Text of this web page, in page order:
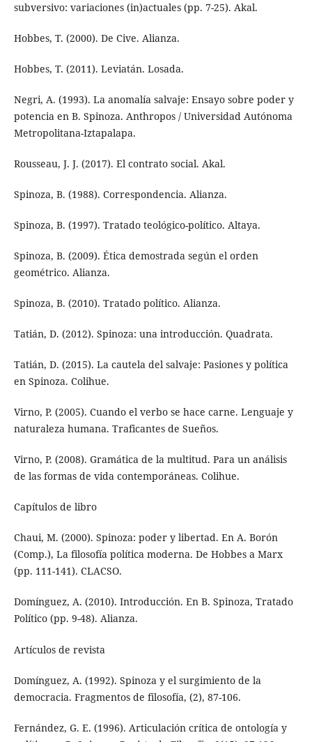
subversivo: variaciones (in)actuales (pp. 7-25). Akal.
Hobbes, T. (2000). De Cive. Alianza.
Hobbes, T. (2011). Leviatán. Losada.
Negri, A. (1993). La anomalía salvaje: Ensayo sobre poder y
potencia en B. Spinoza. Anthropos / Universidad Autónoma
Metropolitana-Iztapalapa.
Rousseau, J. J. (2017). El contrato social. Akal.
Spinoza, B. (1988). Correspondencia. Alianza.
Spinoza, B. (1997). Tratado teológico-político. Altaya.
Spinoza, B. (2009). Ética demostrada según el orden
geométrico. Alianza.
Spinoza, B. (2010). Tratado político. Alianza.
Tatián, D. (2012). Spinoza: una introducción. Quadrata.
Tatián, D. (2015). La cautela del salvaje: Pasiones y política
en Spinoza. Colihue.
Virno, P. (2005). Cuando el verbo se hace carne. Lenguaje y
naturaleza humana. Traficantes de Sueños.
Virno, P. (2008). Gramática de la multitud. Para un análisis
de las formas de vida contemporáneas. Colihue.
Capítulos de libro
Chaui, M. (2000). Spinoza: poder y libertad. En A. Borón
(Comp.), La filosofía política moderna. De Hobbes a Marx
(pp. 111-141). CLACSO.
Domínguez, A. (2010). Introducción. En B. Spinoza, Tratado
Político (pp. 9-48). Alianza.
Artículos de revista
Domínguez, A. (1992). Spinoza y el surgimiento de la
democracia. Fragmentos de filosofía, (2), 87-106.
Fernández, G. E. (1996). Articulación crítica de ontología y